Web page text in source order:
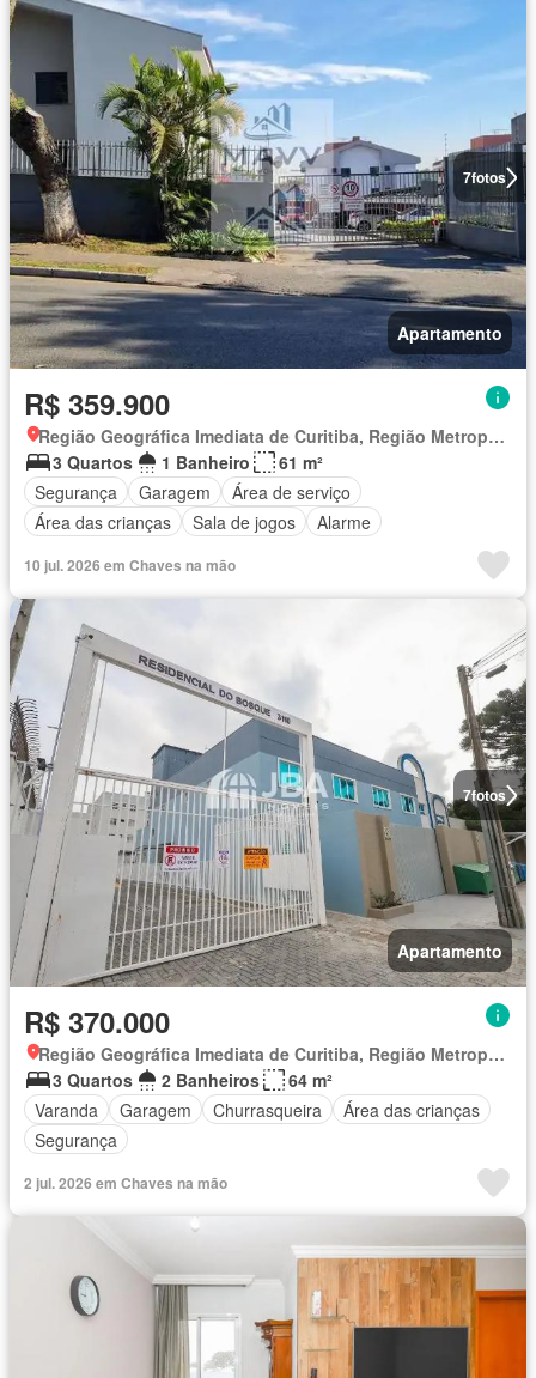
7fotos
Apartamento
R$ 359.900
Região Geográfica Imediata de Curitiba, Região Metropolitana de Curitiba
3 Quartos
1 Banheiro
61 m²
Segurança
Garagem
Área de serviço
Área das crianças
Sala de jogos Alarme
10 jul. 2026 em Chaves na mão
7fotos
Apartamento
R$ 370.000
Região Geográfica Imediata de Curitiba, Região Metropolitana de Curitiba
3 Quartos
2 Banheiros
64 m²
Varanda
Garagem Churrasqueira
Área das crianças
Segurança
2 jul. 2026 em Chaves na mão